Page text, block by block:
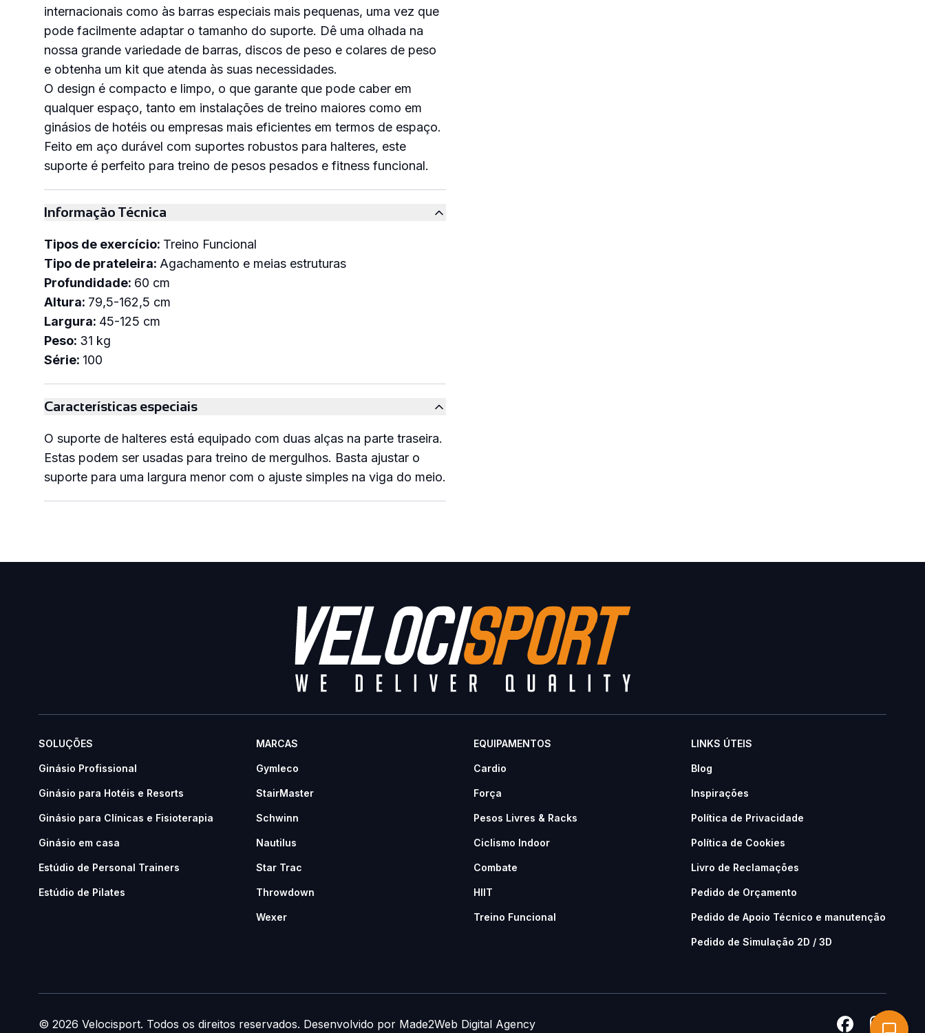
internacionais como às barras especiais mais pequenas, uma vez que
pode facilmente adaptar o tamanho do suporte. Dê uma olhada na
nossa grande variedade de barras, discos de peso e colares de peso
e obtenha um kit que atenda às suas necessidades.
O design é compacto e limpo, o que garante que pode caber em
qualquer espaço, tanto em instalações de treino maiores como em
ginásios de hotéis ou empresas mais eficientes em termos de espaço.
Feito em aço durável com suportes robustos para halteres, este
suporte é perfeito para treino de pesos pesados e fitness funcional.
Informação Técnica
Tipos de exercício: Treino Funcional
Tipo de prateleira: Agachamento e meias estruturas
Profundidade: 60 cm
Altura: 79,5-162,5 cm
Largura: 45-125 cm
Peso: 31 kg
Série: 100
Características especiais
O suporte de halteres está equipado com duas alças na parte traseira.
Estas podem ser usadas para treino de mergulhos. Basta ajustar o
suporte para uma largura menor com o ajuste simples na viga do meio.
SOLUÇÕES
Ginásio Profissional
Ginásio para Hotéis e Resorts
Ginásio para Clínicas e Fisioterapia
Ginásio em casa
Estúdio de Personal Trainers
Estúdio de Pilates
MARCAS
Gymleco
StairMaster
Schwinn
Nautilus
Star Trac
Throwdown
Wexer
EQUIPAMENTOS
Cardio
Força
Pesos Livres & Racks
Ciclismo Indoor
Combate
HIIT
Treino Funcional
LINKS ÚTEIS
Blog
Inspirações
Política de Privacidade
Política de Cookies
Livro de Reclamações
Pedido de Orçamento
Pedido de Apoio Técnico e manutenção
Pedido de Simulação 2D / 3D
© 2026 Velocisport. Todos os direitos reservados. Desenvolvido por Made2Web Digital Agency